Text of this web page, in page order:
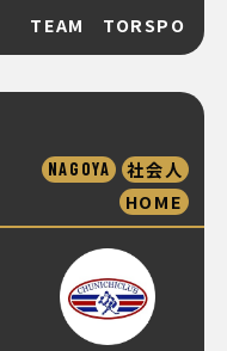
TEAM TORSPO
NAGOYA
社会人
HOME